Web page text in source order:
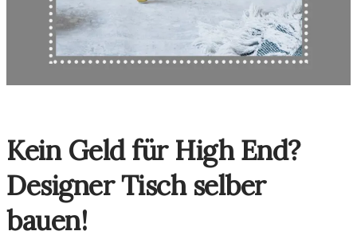
Kein Geld für High End?
Designer Tisch selber
bauen!